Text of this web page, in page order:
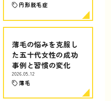
円形脱毛症
薄毛の悩みを克服し
た五十代女性の成功
事例と習慣の変化
2026.05.12
薄毛